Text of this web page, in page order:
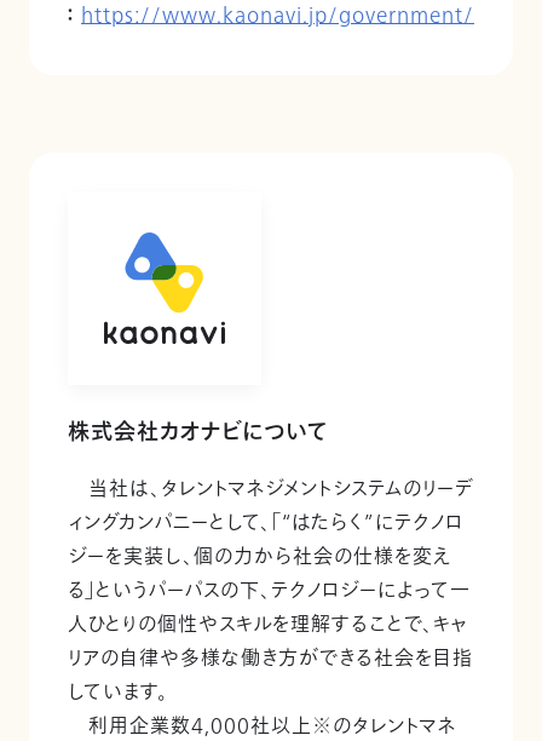
： https://www.kaonavi.jp/government/
株式会社カオナビについて
当社は、タレントマネジメントシステムのリーデ
ィングカンパニーとして、「“はたらく”にテクノロ
ジーを実装し、個の力から社会の仕様を変え
る」というパーパスの下、テクノロジーによって一
人ひとりの個性やスキルを理解することで、キャ
リアの自律や多様な働き方ができる社会を目指
しています。
利用企業数4,000社以上※のタレントマネ